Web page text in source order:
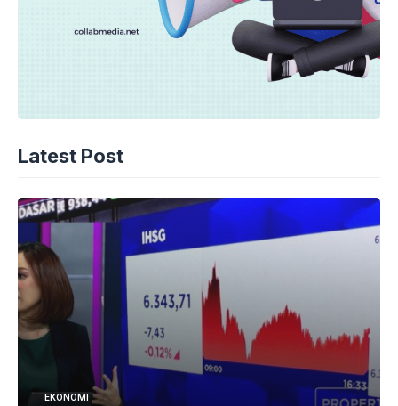
Latest Post
EKONOMI